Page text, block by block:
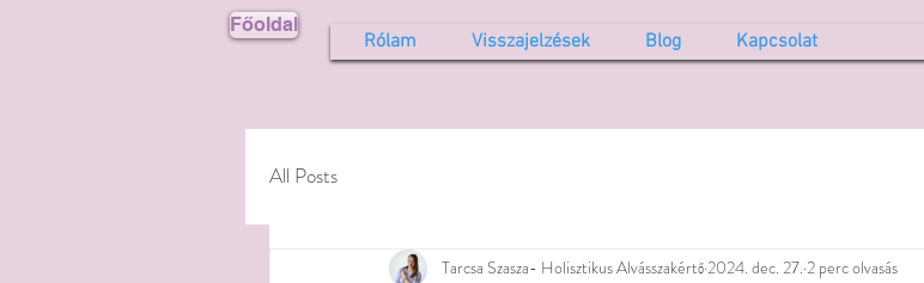
Főoldal
Rólam Visszajelzések Blog Kapcsolat
All Posts
Tarcsa Szasza- Holisztikus Alvásszakértő 2024. dec. 27. 2 perc olvasás